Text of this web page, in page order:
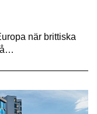
när brittiska